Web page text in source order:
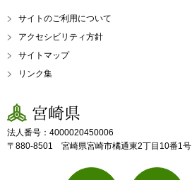
サイトのご利用について
アクセシビリティ方針
サイトマップ
リンク集
宮崎県
法人番号：4000020450006
〒880-8501 宮崎県宮崎市橘通東2丁目10番1号